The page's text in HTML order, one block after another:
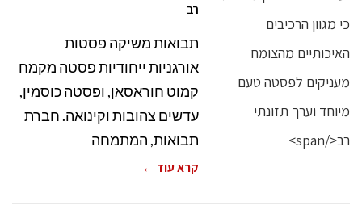
רב
תבואות משיקה פסטות
אורגניות ייחודיות פסטה מקמח
קמוט חוראסאן, ופסטה כוסמין,
עדשים צהובות וקינואה. חברת
תבואות, המתמחה
קרא עוד ←